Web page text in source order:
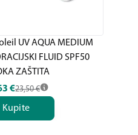
UV AQUA MEDIUM
FLUID SPF50
ZAŠTITA
€23,50 €
Kupite